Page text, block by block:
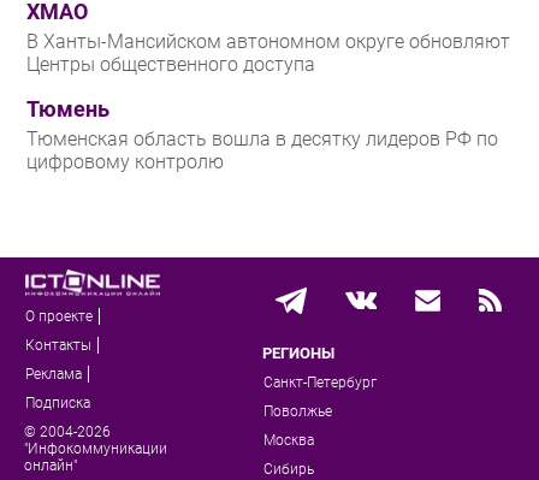
ХМАО
В Ханты-Мансийском автономном округе обновляют
Центры общественного доступа
Тюмень
Тюменская область вошла в десятку лидеров РФ по
цифровому контролю
О проекте
Контакты
Реклама
Подписка
© 2004-2026
"Инфокоммуникации
онлайн"
РЕГИОНЫ
Санкт-Петербург
Поволжье
Москва
Сибирь